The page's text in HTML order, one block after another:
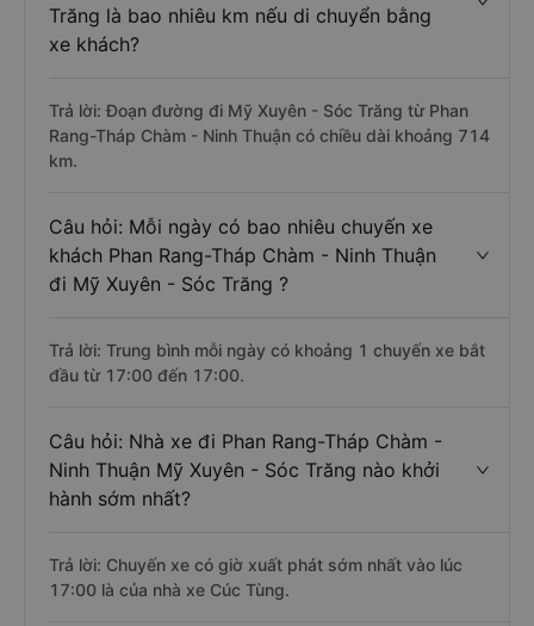
Trăng là bao nhiêu km nếu di chuyển bằng
xe khách?
Trả lời: Đoạn đường đi Mỹ Xuyên - Sóc Trăng từ Phan
Rang-Tháp Chàm - Ninh Thuận có chiều dài khoảng 714
km.
Câu hỏi: Mỗi ngày có bao nhiêu chuyến xe
khách Phan Rang-Tháp Chàm - Ninh Thuận
đi Mỹ Xuyên - Sóc Trăng ?
Trả lời: Trung bình mỗi ngày có khoảng 1 chuyến xe bắt
đầu từ 17:00 đến 17:00.
Câu hỏi: Nhà xe đi Phan Rang-Tháp Chàm -
Ninh Thuận Mỹ Xuyên - Sóc Trăng nào khởi
hành sớm nhất?
Trả lời: Chuyến xe có giờ xuất phát sớm nhất vào lúc
17:00 là của nhà xe Cúc Tùng.